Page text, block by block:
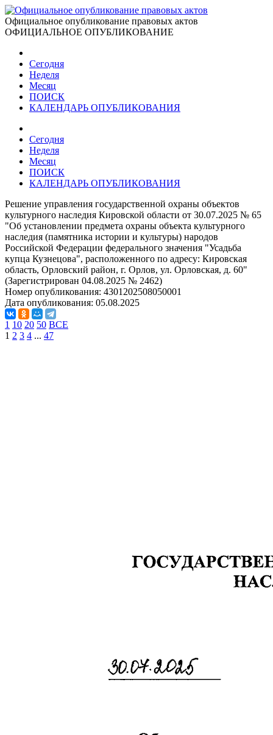
Официальное опубликование правовых актов
ОФИЦИАЛЬНОЕ ОПУБЛИКОВАНИЕ
Сегодня
Неделя
Месяц
ПОИСК
КАЛЕНДАРЬ ОПУБЛИКОВАНИЯ
Сегодня
Неделя
Месяц
ПОИСК
КАЛЕНДАРЬ ОПУБЛИКОВАНИЯ
Решение управления государственной охраны объектов
культурного наследия Кировской области от 30.07.2025 № 65
"Об установлении предмета охраны объекта культурного
наследия (памятника истории и культуры) народов
Российской Федерации федерального значения "Усадьба
купца Кузнецова", расположенного по адресу: Кировская
область, Орловский район, г. Орлов, ул. Орловская, д. 60"
(Зарегистрирован 04.08.2025 № 2462)
Номер опубликования: 4301202508050001
Дата опубликования: 05.08.2025
1 10 20 50 ВСЕ
1 2 3 4 ... 47